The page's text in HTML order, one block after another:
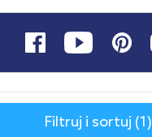
Filtruj i sortuj (1)